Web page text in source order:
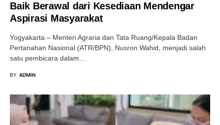
Baik Berawal dari Kesediaan Mendengar
Aspirasi Masyarakat
Yogyakarta – Menteri Agraria dan Tata Ruang/Kepala Badan
Pertanahan Nasional (ATR/BPN), Nusron Wahid, menjadi salah
satu pembicara dalam…
BY ADMIN